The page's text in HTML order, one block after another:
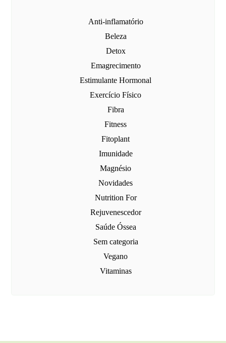
Anti-inflamatório
Beleza
Detox
Emagrecimento
Estimulante Hormonal
Exercício Físico
Fibra
Fitness
Fitoplant
Imunidade
Magnésio
Novidades
Nutrition For
Rejuvenescedor
Saúde Óssea
Sem categoria
Vegano
Vitaminas